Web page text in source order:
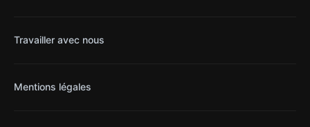
Travailler avec nous
Mentions légales